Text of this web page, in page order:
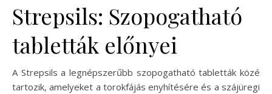
Strepsils: Szopogatható
tabletták előnyei
A Strepsils a legnépszerűbb szopogatható tabletták közé
tartozik, amelyeket a torokfájás enyhítésére és a szájüregi